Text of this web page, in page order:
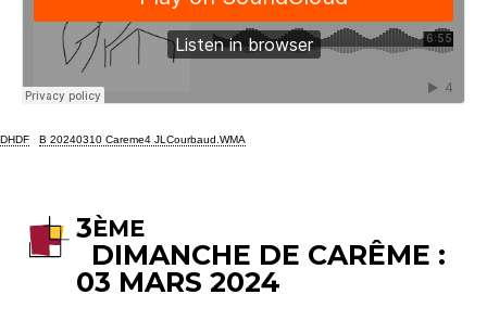
DHDF · B 20240310 Careme4 JLCourbaud.WMA
3ÈME
DIMANCHE DE CARÊME :
03 MARS 2024